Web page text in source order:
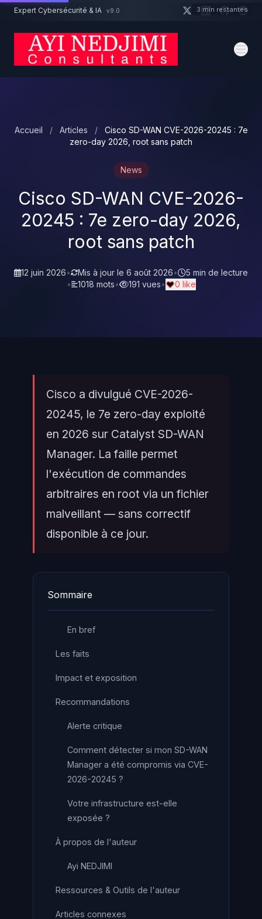
Aller au contenu principal
Expert Cybersécurité & IA v9.0
Accueil / Articles /
Cisco SD-WAN CVE-2026-20245 : 7e
zero-day 2026, root sans patch
News
Cisco SD-WAN CVE-2026-
20245 : 7e zero-day 2026,
root sans patch
12 juin 2026• Mis à jour le 6 août 2026•
5 min de lecture
•
1018 mots• 191 vues• 0 like
Cisco a divulgué CVE-2026-
20245, le 7e zero-day exploité
en 2026 sur Catalyst SD-WAN
Manager. La faille permet
l'exécution de commandes
arbitraires en root via un fichier
malveillant — sans correctif
disponible à ce jour.
Sommaire
En bref
Les faits
Impact et exposition
Recommandations
Alerte critique
Comment détecter si mon SD-WAN
Manager a été compromis via CVE-
2026-20245 ?
Votre infrastructure est-elle
exposée ?
À propos de l'auteur
Ayi NEDJIMI
Ressources & Outils de l'auteur
Articles connexes
Un projet cybersécurité ? 3 min restantes